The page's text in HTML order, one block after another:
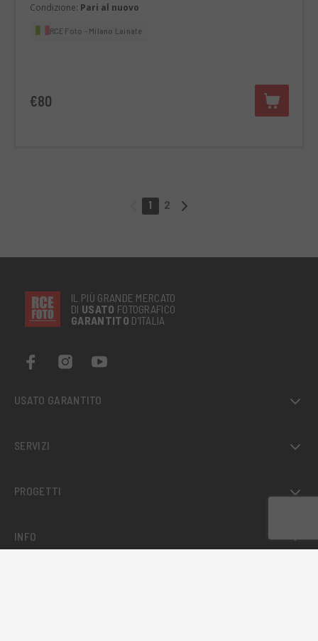
Condizione: Pari al nuovo
RCE Foto - Milano Lainate
€80
1 2
IL PIÙ GRANDE MERCATO
DI USATO FOTOGRAFICO
GARANTITO D’ITALIA
USATO GARANTITO
SERVIZI
PROGETTI
INFO